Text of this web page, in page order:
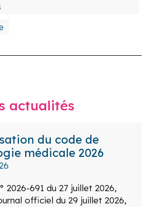
actualités
du code de
médicale 2026
2026-691 du 27 juillet 2026,
officiel du 29 juillet 2026,